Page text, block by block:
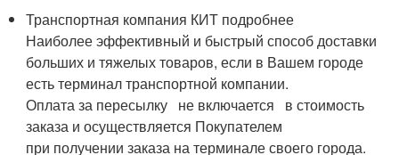
Транспортная компания КИТ подробнее
Наиболее эффективный и быстрый способ доставки
больших и тяжелых товаров, если в Вашем городе
есть терминал транспортной компании.
Оплата за пересылку не включается в стоимость
заказа и осуществляется Покупателем
при получении заказа на терминале своего города.